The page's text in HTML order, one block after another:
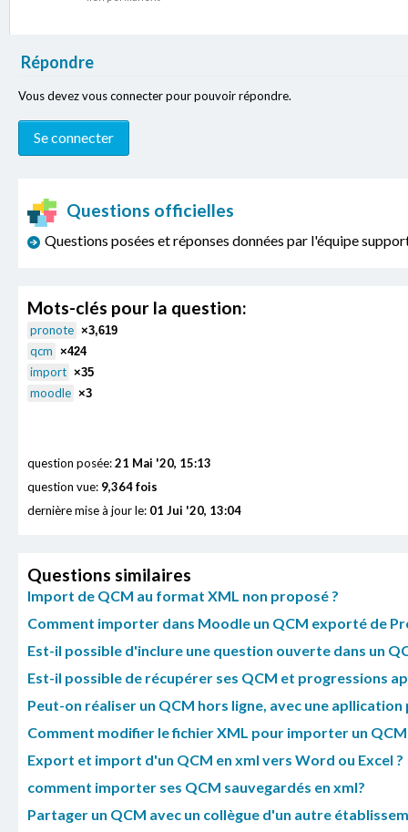
Répondre
Vous devez vous connecter pour pouvoir répondre.
Questions officielles
Questions posées et réponses données par l'équipe
Mots-clés pour la question:
pronote ×3,619
qcm ×424
import ×35
moodle ×3
question posée:21 Mai '20, 15:13
question vue: 9,364 fois
dernière mise à jour le: 01 Jui '20, 13:04
Questions similaires
Import de QCM au format XML non proposé ?
Comment importer dans Moodle un QCM exporté de
Est-il possible d'inclure une question ouverte dans un
Est-il possible de récupérer ses QCM et progressions
Peut-on réaliser un QCM hors ligne, avec une
Comment modifier le fichier XML pour importer un
Export et import d'un QCM en xml vers Word ou Excel ?
comment importer ses QCM sauvegardés en xml?
Partager un QCM avec un collègue d'un autre